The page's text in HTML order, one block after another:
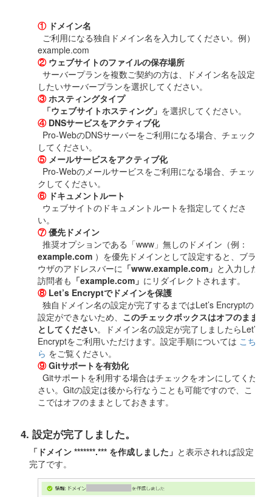
①ドメイン名
ご利用になる独自ドメイン名を入力してください。例）
example.com
②ウェブサイトのファイルの保存場所
サーバープランを複数ご契約の方は、ドメイン名を設定
したいサーバープランを選択してください。
③ホスティングタイプ
「ウェブサイトホスティング」 を選択してください。
④DNSサービスをアクティブ化
Pro-WebのDNSサーバーをご利用になる場合、チェック
してください。
⑤メールサービスをアクティブ化
Pro-Webのメールサービスをご利用になる場合、チェッ
クしてください。
⑥ドキュメントルート
ウェブサイトのドキュメントルートを指定してくださ
い。
⑦優先ドメイン
推奨オプションである「www」無しのドメイン（例：
example.com ）を優先ドメインとして設定すると、ブラ
ウザのアドレスバーに 「www.example.com」 と入力した
訪問者も 「example.com」 にリダイレクトされます。
⑧Let’s Encryptでドメインを保護
独自ドメイン名の設定が完了するまではLet’s Encryptの
設定ができないため、 このチェックボックスはオフのまま
としてください。ドメイン名の設定が完了しましたらLet’s
Encryptをご利用いただけます。設定手順については こち
ら をご覧ください。
⑨Gitサポートを有効化
Gitサポートを利用する場合はチェックをオンにしてくだ
さい。Gitの設定は後から行なうことも可能ですので、こ
こではオフのままとしておきます。
4. 設定が完了しました。
「ドメイン *******.*** を作成しました」 と表示されれば設定
完了です。